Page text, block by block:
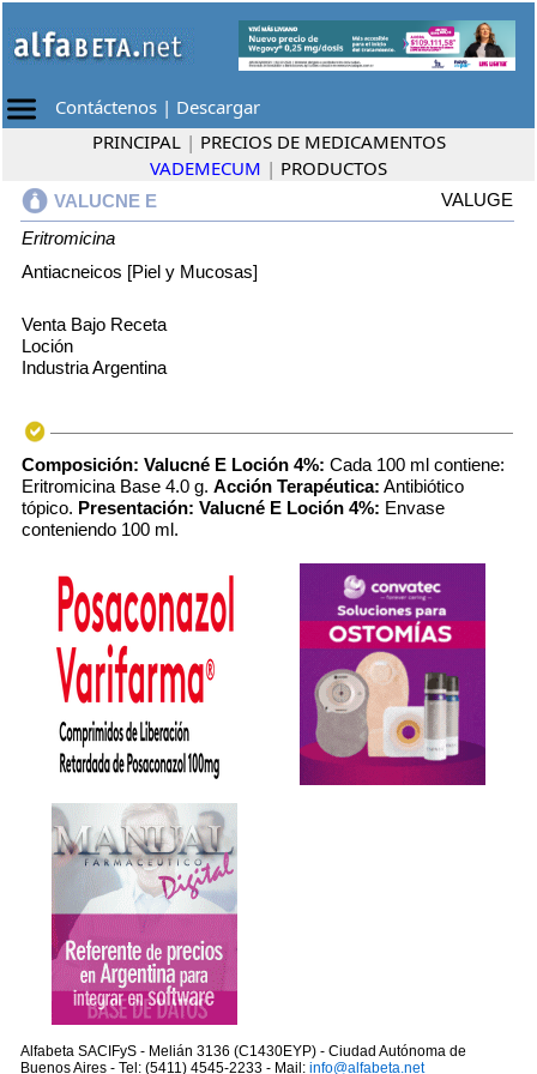
Contáctenos | Descargar
PRINCIPAL | PRECIOS DE MEDICAMENTOS
VADEMECUM | PRODUCTOS
VALUCNE E
VALUGE
Eritromicina
Antiacneicos [Piel y Mucosas]
Venta Bajo Receta
Loción
Industria Argentina
Composición: Valucné E Loción 4%: Cada 100 ml contiene:
Eritromicina Base 4.0 g. Acción Terapéutica: Antibiótico
tópico. Presentación: Valucné E Loción 4%: Envase
conteniendo 100 ml.
Alfabeta SACIFyS - Melián 3136 (C1430EYP) - Ciudad Autónoma de
Buenos Aires - Tel: (5411) 4545-2233 - Mail: info@alfabeta.net